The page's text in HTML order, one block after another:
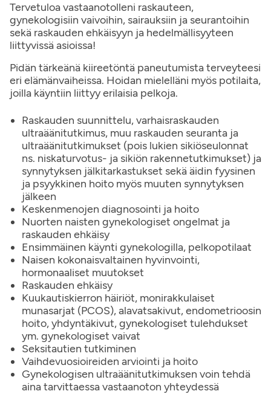
Tervetuloa vastaanotolleni raskauteen,
gynekologisiin vaivoihin, sairauksiin ja seurantoihin
sekä raskauden ehkäisyyn ja hedelmällisyyteen
liittyvissä asioissa!
Pidän tärkeänä kiireetöntä paneutumista terveyteesi
eri elämänvaiheissa. Hoidan mielelläni myös potilaita,
joilla käyntiin liittyy erilaisia pelkoja.
Raskauden suunnittelu, varhaisraskauden
ultraäänitutkimus, muu raskauden seuranta ja
ultraäänitutkimukset (pois lukien sikiöseulonnat
ns. niskaturvotus- ja sikiön rakennetutkimukset) ja
synnytyksen jälkitarkastukset sekä äidin fyysinen
ja psyykkinen hoito myös muuten synnytyksen
jälkeen
Keskenmenojen diagnosointi ja hoito
Nuorten naisten gynekologiset ongelmat ja
raskauden ehkäisy
Ensimmäinen käynti gynekologilla, pelkopotilaat
Naisen kokonaisvaltainen hyvinvointi,
hormonaaliset muutokset
Raskauden ehkäisy
Kuukautiskierron häiriöt, monirakkulaiset
munasarjat (PCOS), alavatsakivut, endometrioosin
hoito, yhdyntäkivut, gynekologiset tulehdukset
ym. gynekologiset vaivat
Seksitautien tutkiminen
Vaihdevuosioireiden arviointi ja hoito
Gynekologisen ultraäänitutkimuksen voin tehdä
aina tarvittaessa vastaanoton yhteydessä